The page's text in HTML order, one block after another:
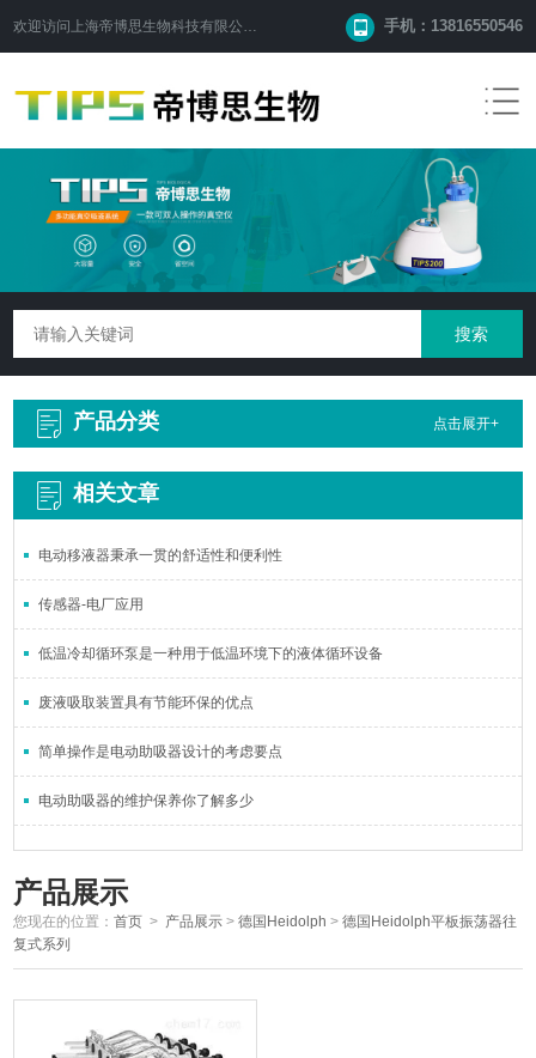
欢迎访问 上海帝博思生物科技有限公司 手机：13816550546
产品分类 点击展开+
相关文章
电动移液器秉承一贯的舒适性和便利性
传感器-电厂应用
低温冷却循环泵是一种用于低温环境下的液体循环设备
废液吸取装置具有节能环保的优点
简单操作是电动助吸器设计的考虑要点
电动助吸器的维护保养你了解多少
产品展示
您现在的位置：首页 > 产品展示 >德国Heidolph >德国Heidolph平板振荡器往
复式系列